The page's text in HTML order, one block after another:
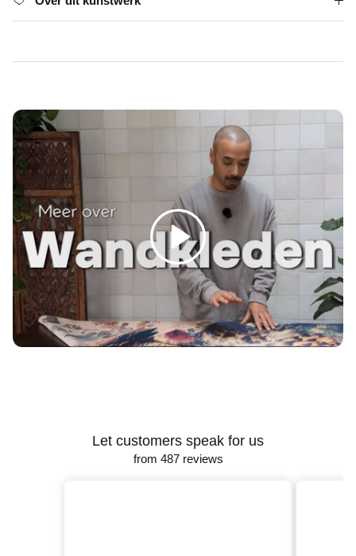
Spelen
Let customers speak for us
from 487 reviews